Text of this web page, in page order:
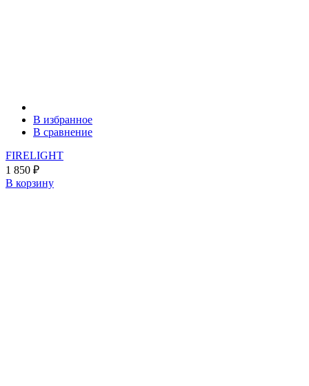
В избранное
В сравнение
FIRELIGHT
1 850 ₽
В корзину